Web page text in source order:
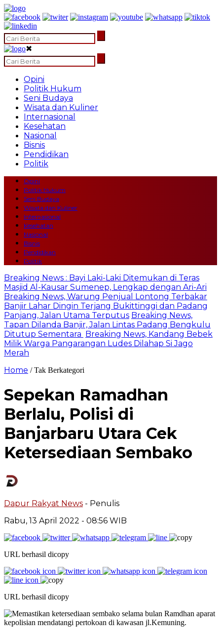
✖
Opini
Politik Hukum
Seni Budaya
Wisata dan Kuliner
Internasional
Kesehatan
Nasional
Bisnis
Pendidikan
Politik
Opini
Politik Hukum
Seni Budaya
Wisata dan Kuliner
Internasional
Kesehatan
Nasional
Bisnis
Pendidikan
Politik
Breaking News : Bayi Laki-Laki Ditemukan di Teras
Masjid Al-Kausar Sumenep, Lengkap dengan Ari-Ari
Breaking News, Warung Penjual Lontong Terbakar
Banjir Lahar Dingin Terjang Bukittinggi dan Padang
Panjang, Jalan Utama Terputus Breaking News,
Tapan Dilanda Banjir, Jalan Lintas Padang Bengkulu
Ditutup Sementara Breaking News, Kandang Bebek
Milik Warga Pangarangan Ludes Dilahap Si Jago
Merah
Home / Tak Berkategori
Sepekan Ramadhan
Berlalu, Polisi di
Banjarbaru Utara Cek
Ketersediaan Sembako
Dapur Rakyat News - Penulis
Rabu, 13 April 2022 - 08:56 WIB
URL berhasil dicopy
URL berhasil dicopy